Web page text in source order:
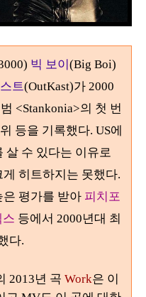
빅 보이(Big Boi)
트(OutKast)가 2000
<Stankonia>의 첫 번
등을 기록했다. US에
살 수 있다는 이유로
게 히트하지는 못했다.
평가를 받아 피치포
스 등에서 2000년대 최
다.
2013년 곡 Work은 이